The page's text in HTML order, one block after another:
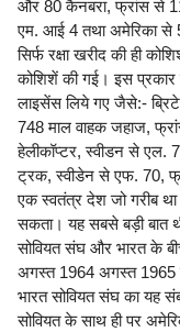
और 80 कैनबरा, फ्रांस से
एम. आई 4 तथा अमेरिका से
सिर्फ रक्षा खरीद की ही
कोशिशें की गई। इस प्रकार
लाइसेंस लिये गए जैसे:-
748 माल वाहक जहाज,
हेलीकॉप्टर, स्वीडन से एल.
ट्रक, स्वीडेन से एफ. 70,
एक स्वतंत्र देश जो गरीब था
सकता। यह सबसे बड़ी बात
सोवियत संघ और भारत के
अगस्त 1964 अगस्त 1965
भारत सोवियत संघ का यह
सोवियत के साथ ही पर